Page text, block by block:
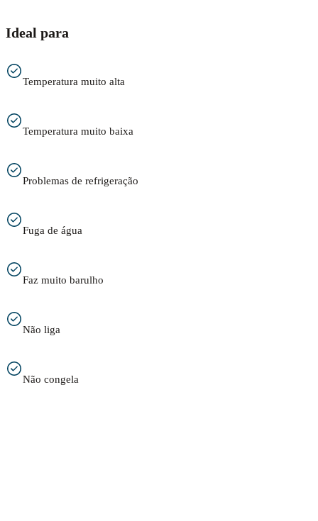
Ideal para
Temperatura muito alta
Temperatura muito baixa
Problemas de refrigeração
Fuga de água
Faz muito barulho
Não liga
Não congela